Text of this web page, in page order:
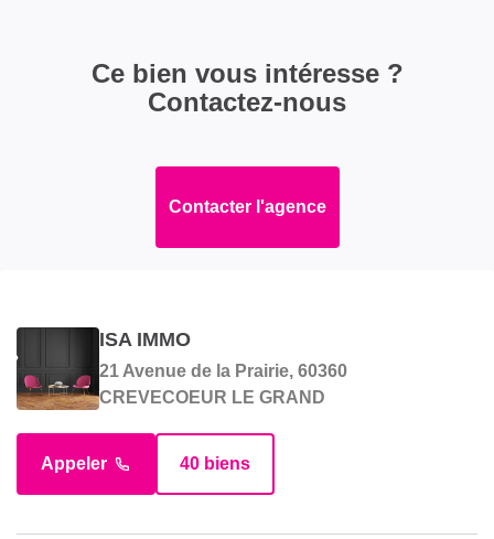
Ce bien vous intéresse ?
Contactez-nous
Contacter l'agence
ISA IMMO
21 Avenue de la Prairie, 60360
CREVECOEUR LE GRAND
Appeler 40 biens